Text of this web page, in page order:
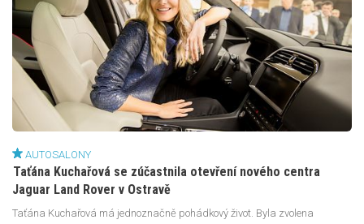
AUTOSALONY
Taťána Kuchařová se zúčastnila otevření nového centra
Jaguar Land Rover v Ostravě
Taťána Kuchařová má jednoznačně pohádkový život. Byla zvolena